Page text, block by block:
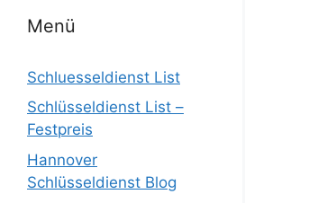
Menü
Schluesseldienst List
Schlüsseldienst List –
Festpreis
Hannover
Schlüsseldienst Blog